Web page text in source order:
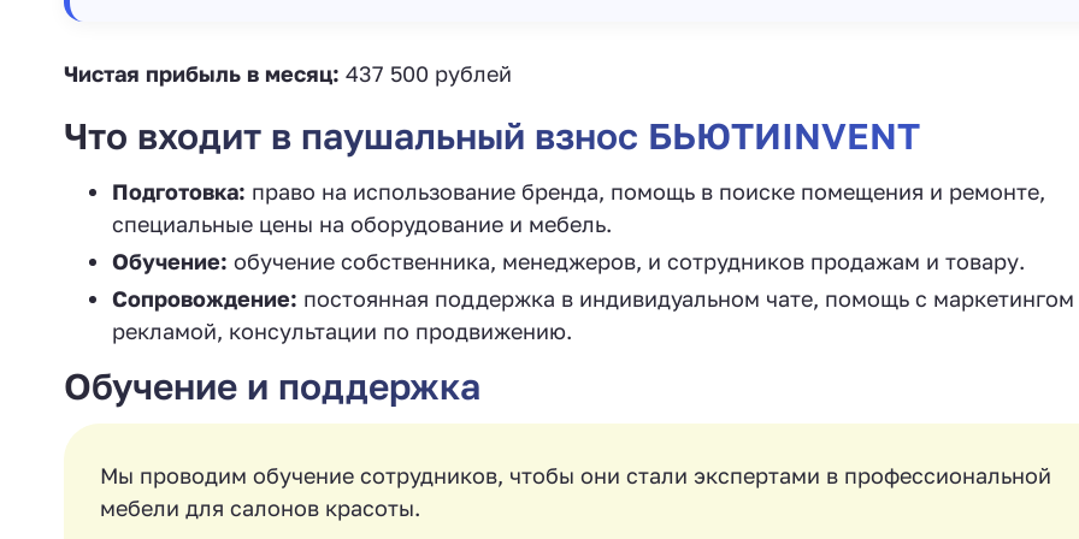
Чистая прибыль в месяц: 437 500 рублей
Что входит в паушальный взнос БЬЮТИINVENT
Подготовка: право на использование бренда, помощь в поиске помещения и ремонте,
специальные цены на оборудование и мебель.
Обучение: обучение собственника, менеджеров, и сотрудников продажам и товару.
Сопровождение: постоянная поддержка в индивидуальном чате, помощь с маркетингом
рекламой, консультации по продвижению.
Обучение и поддержка ‍
Мы проводим обучение сотрудников, чтобы они стали экспертами в профессиональной
мебели для салонов красоты.